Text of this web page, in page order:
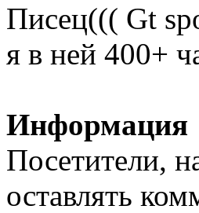
Писец((( Gt
я в ней 400+
Информация
Посетители,
оставлять